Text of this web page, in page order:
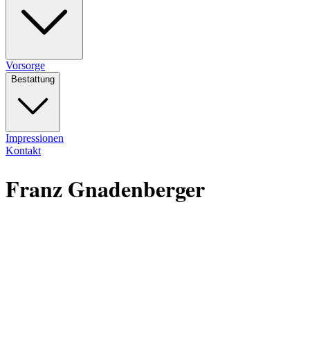
Vorsorge
Bestattung
Impressionen
Kontakt
Franz Gnadenberger